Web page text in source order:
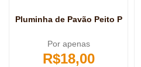
Pluminha de Pavão Peito P
Por apenas
R$18,00